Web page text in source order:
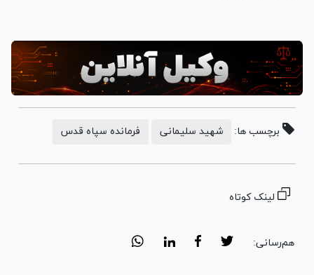
برچسب ها: شهید سلیمانی فرمانده سپاه قدس
لینک کوتاه
هم‌رسانی: